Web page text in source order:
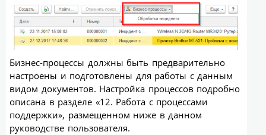
Бизнес-процессы должны быть предварительно
настроены и подготовлены для работы с данным
видом документов. Настройка процессов подробно
описана в разделе «12. Работа с процессами
поддержки», размещенном ниже в данном
руководстве пользователя.